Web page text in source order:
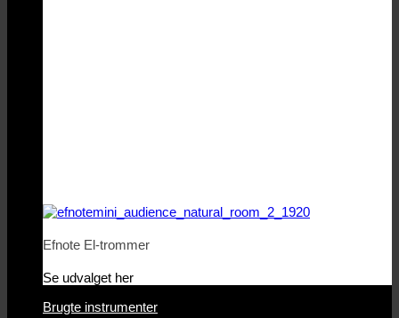
Efnote El-trommer
Se udvalget her
Brugte instrumenter